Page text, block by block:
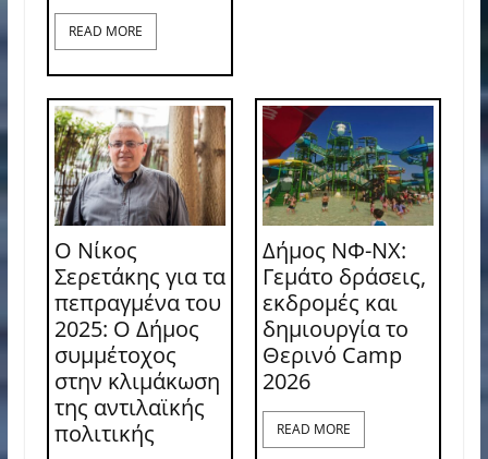
READ MORE
Ο Νίκος
Σερετάκης για τα
πεπραγμένα του
2025: Ο Δήμος
συμμέτοχος
στην κλιμάκωση
της αντιλαϊκής
πολιτικής
Δήμος ΝΦ-ΝΧ:
Γεμάτο δράσεις,
εκδρομές και
δημιουργία το
Θερινό Camp
2026
READ MORE